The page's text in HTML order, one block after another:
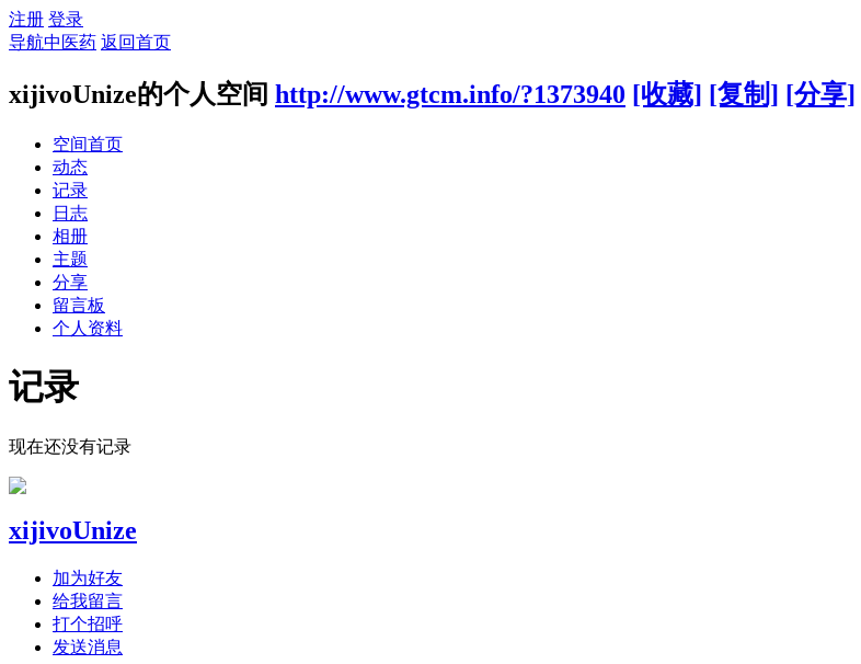
注册 登录
导航中医药 返回首页
xijivoUnize的个人空间 http://www.gtcm.info/?1373940 [收藏] [复制] [分享]
空间首页
动态
记录
日志
相册
主题
分享
留言板
个人资料
记录
现在还没有记录
xijivoUnize
加为好友
给我留言
打个招呼
发送消息